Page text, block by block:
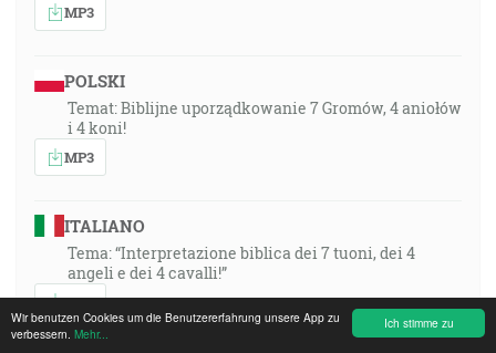
Ich stimme zu
Wir benutzen Cookies um die Benutzererfahrung unsere App zu
verbessern. Mehr...
MP3
POLSKI
Temat: Biblijne uporządkowanie 7 Gromów, 4 aniołów
i 4 koni!
MP3
ITALIANO
Tema: “Interpretazione biblica dei 7 tuoni, dei 4
angeli e dei 4 cavalli!”
MP3